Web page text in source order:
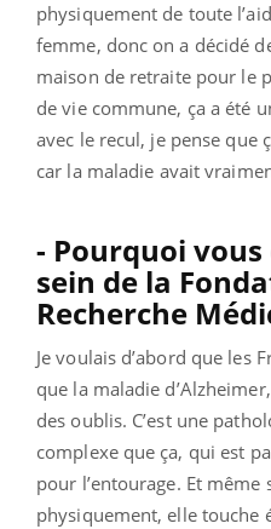
physiquement de toute
femme, donc on a décidé
maison de retraite pour le
de vie commune, ça a été
avec le recul, je pense que
car la maladie avait
- Pourquoi
sein de la
Recherche
Je voulais d’abord que les
que la maladie
des oublis. C’est une
complexe que ça, qui est
pour l’entourage. Et même
physiquement, elle touche